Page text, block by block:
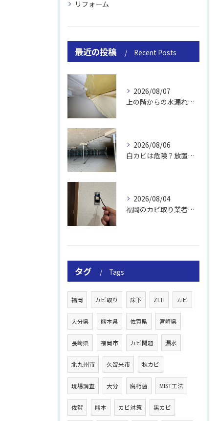
リフォーム
最近の投稿 Recent Posts
2026/08/07
上の階からの水漏れでカビ｜対処法と業者
2026/08/06
白カビは危険？放置のリスクと取り方
2026/08/04
福岡のカビ取り業者おすすめの選び方と費用
タグ Tags
福岡 カビ取り 床下 ZEH カビ
大分県 熊本県 佐賀県 宮崎県
長崎県 福岡市 カビ問題 漏水
北九州市 久留米市 秋カビ
現場調査 大分 腐朽菌 MIST工法
佐賀 熊本 カビ対策 黒カビ